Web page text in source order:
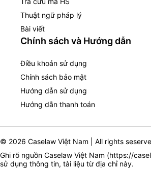
Thuật ngữ pháp lý
Bài viết
Chính sách và Hướng dẫn
Điều khoản sử dụng
Chính sách bảo mật
Hướng dẫn sử dụng
Hướng dẫn thanh toán
© 2026 Caselaw Việt Nam | All rights
Ghi rõ nguồn Caselaw Việt Nam (https://
sử dụng thông tin, tài liệu từ địa chỉ này.